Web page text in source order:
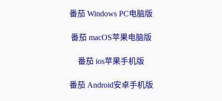
番茄 Windows PC电脑版
番茄 macOS苹果电脑版
番茄 ios苹果手机版
番茄 Android安卓手机版